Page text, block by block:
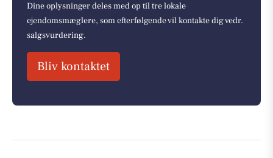
Dine oplysninger deles med op til tre lokale
ejendomsmæglere, som efterfølgende vil kontakte dig vedr.
salgsvurdering.
Bliv kontaktet